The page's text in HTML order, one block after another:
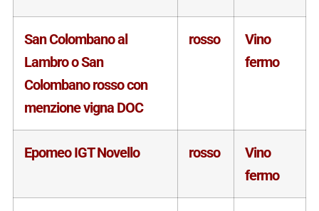
San Colombano al
Lambro o San
Colombano rosso con
menzione vigna DOC
rosso
Vino
fermo
Epomeo IGT Novello rosso
Vino
fermo